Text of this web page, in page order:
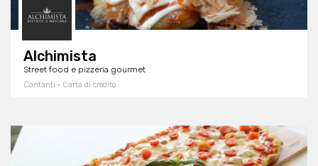
Alchimista
Street food e pizzeria gourmet
Contanti · Carta di credito